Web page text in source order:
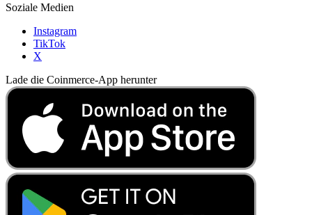
Soziale Medien
Instagram
TikTok
X
Lade die Coinmerce-App herunter